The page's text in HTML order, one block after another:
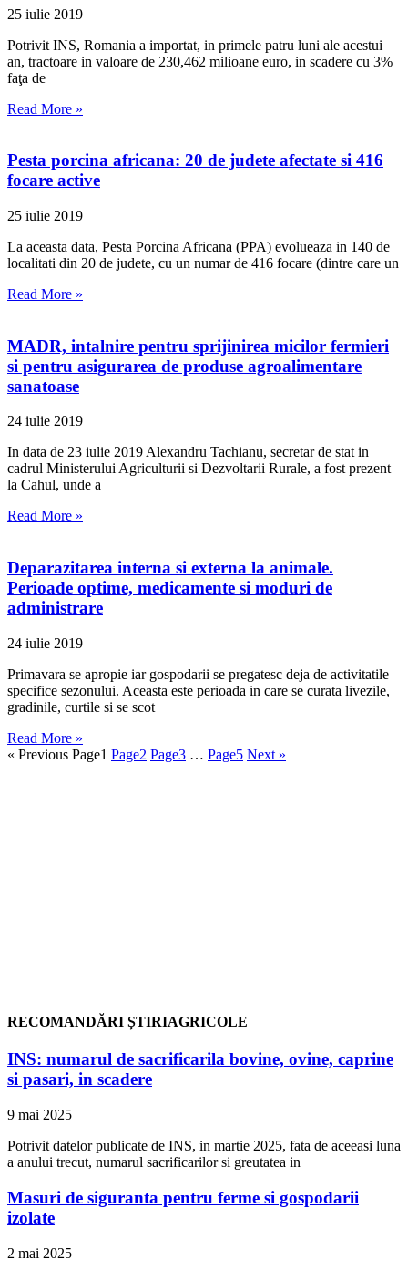
25 iulie 2019
Potrivit INS, Romania a importat, in primele patru luni ale acestui
an, tractoare in valoare de 230,462 milioane euro, in scadere cu 3%
faţa de
Read More »
Pesta porcina africana: 20 de judete afectate si 416
focare active
25 iulie 2019
La aceasta data, Pesta Porcina Africana (PPA) evolueaza in 140 de
localitati din 20 de judete, cu un numar de 416 focare (dintre care un
Read More »
MADR, intalnire pentru sprijinirea micilor fermieri
si pentru asigurarea de produse agroalimentare
sanatoase
24 iulie 2019
In data de 23 iulie 2019 Alexandru Tachianu, secretar de stat in
cadrul Ministerului Agriculturii si Dezvoltarii Rurale, a fost prezent
la Cahul, unde a
Read More »
Deparazitarea interna si externa la animale.
Perioade optime, medicamente si moduri de
administrare
24 iulie 2019
Primavara se apropie iar gospodarii se pregatesc deja de activitatile
specifice sezonului. Aceasta este perioada in care se curata livezile,
gradinile, curtile si se scot
Read More »
« Previous Page1 Page2 Page3 … Page5 Next »
RECOMANDĂRI ȘTIRIAGRICOLE
INS: numarul de sacrificarila bovine, ovine, caprine
si pasari, in scadere
9 mai 2025
Potrivit datelor publicate de INS, in martie 2025, fata de aceeasi luna
a anului trecut, numarul sacrificarilor si greutatea in
Masuri de siguranta pentru ferme si gospodarii
izolate
2 mai 2025